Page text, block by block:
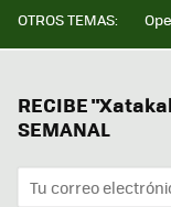
OTROS TEMAS:
RECIBE
SEMANAL